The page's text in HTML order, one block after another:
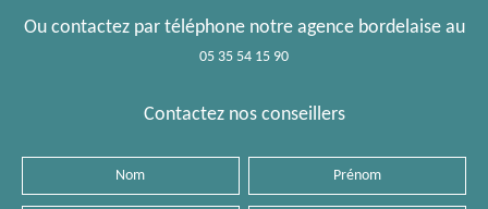
Ou contactez par téléphone notre agence bordelaise au
05 35 54 15 90
Contactez nos conseillers